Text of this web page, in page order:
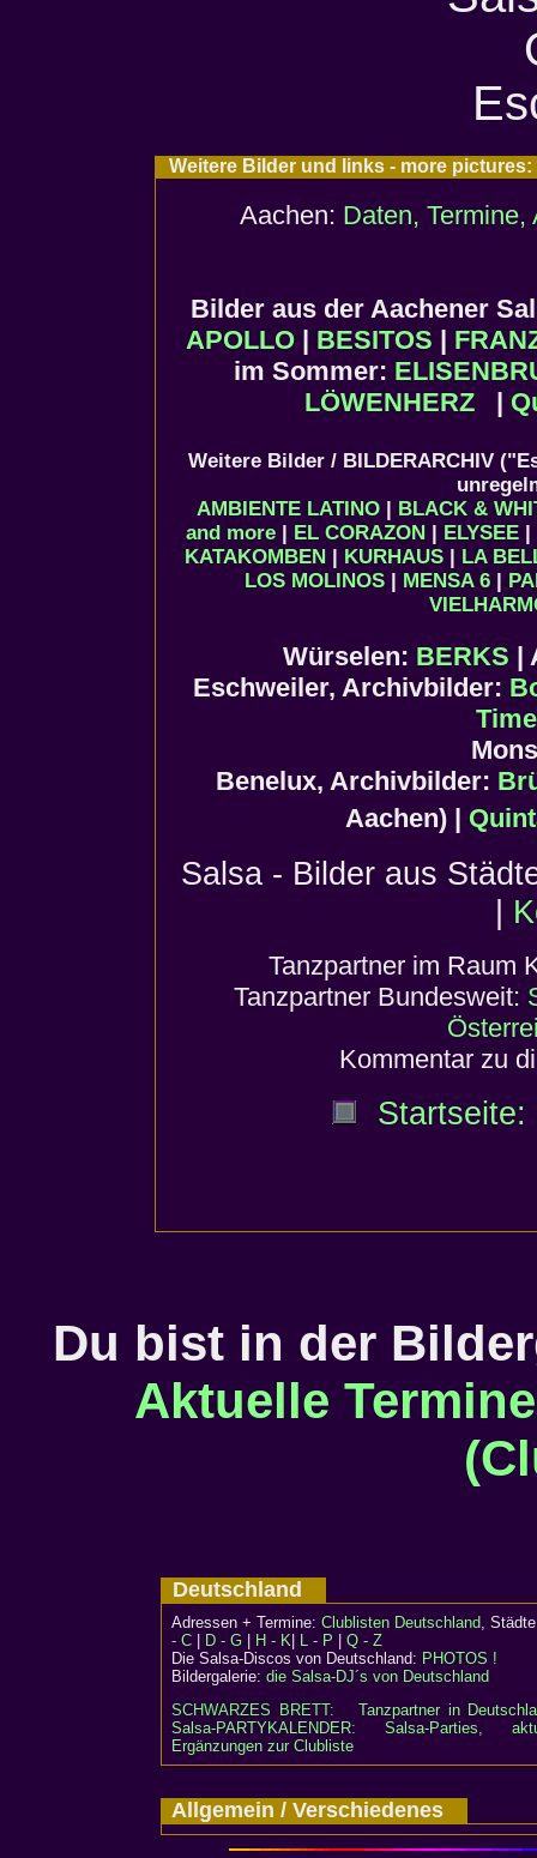
Weitere Bilder und links - more
Aachen: Daten,
Bilder aus der Aachener
APOLLO| BESITOS |
im Sommer:
LÖWENHERZ|
Weitere Bilder / BILDERARCHIV
AMBIENTE LATINO | BLACK &
and more| EL CORAZON| ELYSEE|
KATAKOMBEN | KURHAUS | LA
LOS MOLINOS | MENSA 6 |
Würselen: BERKS |
Eschweiler, Archivbilder:
Benelux, Archivbilder:
Aachen) |
Salsa - Bilder aus
|
Tanzpartner im Raum
Tanzpartner Bundesweit:
Kommentar zu
Startseite:
Du bist in der
Aktuelle
Deutschland
Adressen + Termine: Clublisten Deutschland ,
- C
D - G H - K L - P
Q - Z
Die Salsa-Discos von Deutschland: PHOTOS !
Bildergalerie: die Salsa-DJ´s von Deutschland
SCHWARZES BRETT:
Tanzpartner in
Salsa-PARTYKALENDER: Salsa-Parties,
Ergänzungen zur Clubliste
Allgemein / Verschiedenes